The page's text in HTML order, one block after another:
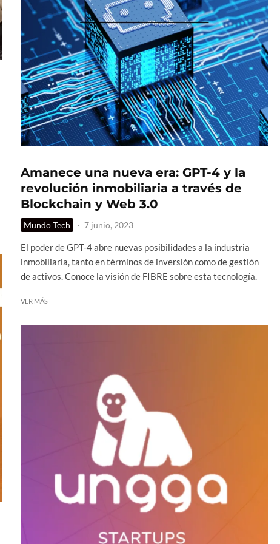
Amanece una nueva era: GPT-4 y la
revolución inmobiliaria a través de
Blockchain y Web 3.0
Mundo Tech · 7 junio, 2023
El poder de GPT-4 abre nuevas posibilidades a la industria
inmobiliaria, tanto en términos de inversión como de gestión
de activos. Conoce la visión de FIBRE sobre esta tecnología.
VER MÁS